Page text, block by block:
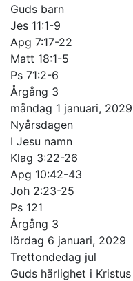
Guds barn
Jes 11:1-9
Apg 7:17-22
Matt 18:1-5
Ps 71:2-6
Årgång 3
måndag 1 januari, 2029
Nyårsdagen
I Jesu namn
Klag 3:22-26
Apg 10:42-43
Joh 2:23-25
Ps 121
Årgång 3
lördag 6 januari, 2029
Trettondedag jul
Guds härlighet i Kristus